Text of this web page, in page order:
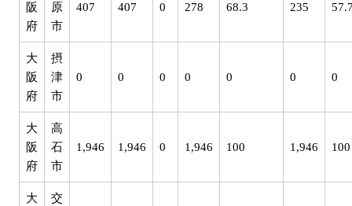
阪
府
原
市
407 407 0 278 68.3 235
大
阪
府
摂
津
市
0 0 0 0 0 0 0
大
阪
府
高
石
市
1,946 1,946 0 1,946 100 1,946 100
大
交